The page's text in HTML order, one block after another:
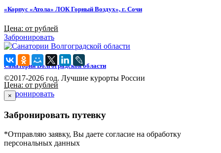
«Корпус «Атола» ЛОК Горный Воздух», г. Сочи
Цена: от рублей
Забронировать
Санатории Волгоградской области
Цена: от рублей
Забронировать
©2017-2026 год. Лучшие курорты России
×
Забронировать путевку
*Отправляю заявку, Вы даете согласие на обработку
персональных данных